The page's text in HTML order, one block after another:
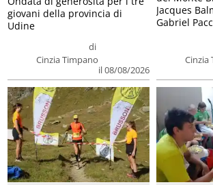
di
Cinzia Timpano
il 08/08/2026
giovani della provincia di
Udine
Cinzia
Jacques
Gabriel